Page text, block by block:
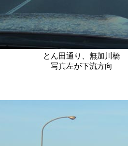
とん田通り、無加川橋
写真左が下流方向